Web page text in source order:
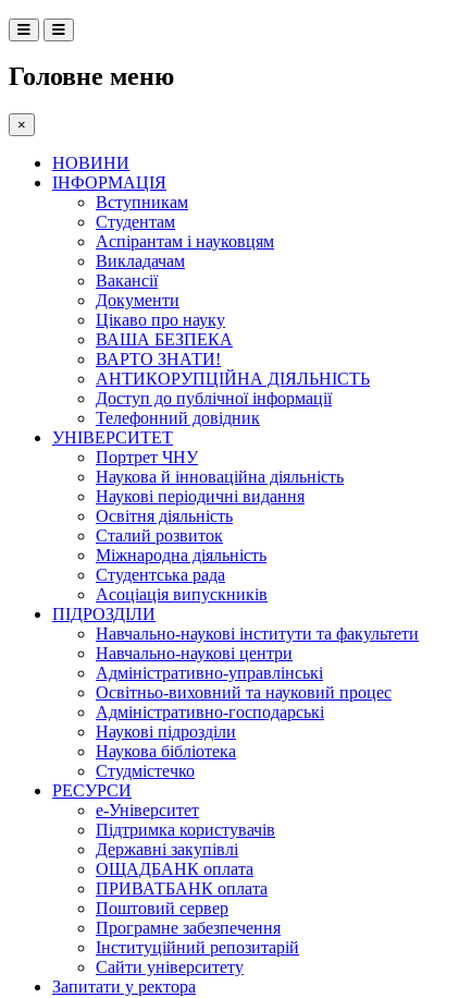
Головне меню
×
НОВИНИ
ІНФОРМАЦІЯ
Вступникам
Студентам
Аспірантам і науковцям
Викладачам
Вакансії
Документи
Цікаво про науку
ВАША БЕЗПЕКА
ВАРТО ЗНАТИ!
АНТИКОРУПЦІЙНА ДІЯЛЬНІСТЬ
Доступ до публічної інформації
Телефонний довідник
УНІВЕРСИТЕТ
Портрет ЧНУ
Наукова й інноваційна діяльність
Наукові періодичні видання
Освітня діяльність
Сталий розвиток
Міжнародна діяльність
Студентська рада
Асоціація випускників
ПІДРОЗДІЛИ
Навчально-наукові інститути та факультети
Навчально-наукові центри
Адміністративно-управлінські
Освітньо-виховний та науковий процес
Адміністративно-господарські
Наукові підрозділи
Наукова бібліотека
Студмістечко
РЕСУРСИ
е-Університет
Підтримка користувачів
Державні закупівлі
ОЩАДБАНК оплата
ПРИВАТБАНК оплата
Поштовий сервер
Програмне забезпечення
Інституційний репозитарій
Сайти університету
Запитати у ректора